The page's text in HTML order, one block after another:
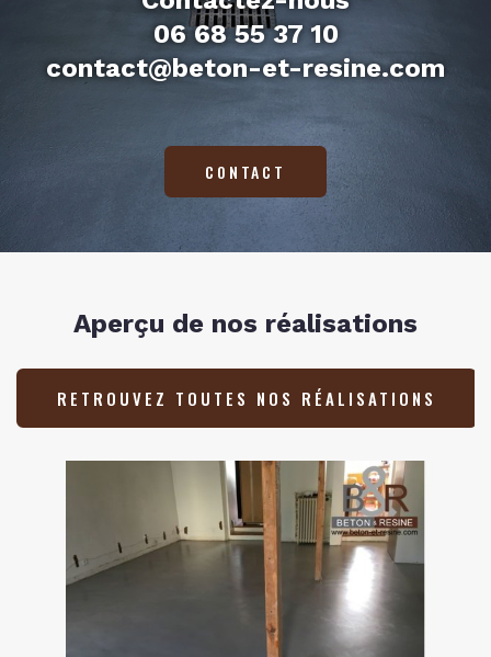
06 68 55 37 10
contact@beton-et-resine.com
CONTACT
Aperçu de nos réalisations
RETROUVEZ TOUTES NOS RÉALISATIONS